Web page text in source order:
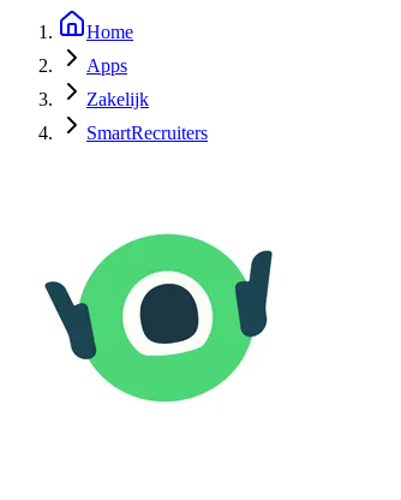
Home
Apps
Zakelijk
SmartRecruiters